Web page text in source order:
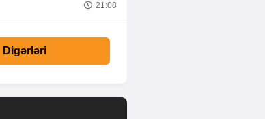
21:08
Digərləri